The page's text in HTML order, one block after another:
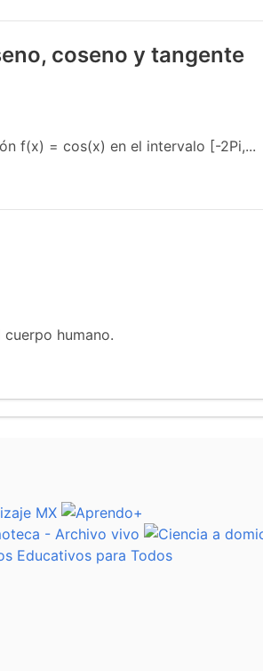
coseno y tangente
f(x) = cos(x) en el intervalo [-2Pi,...
humano.